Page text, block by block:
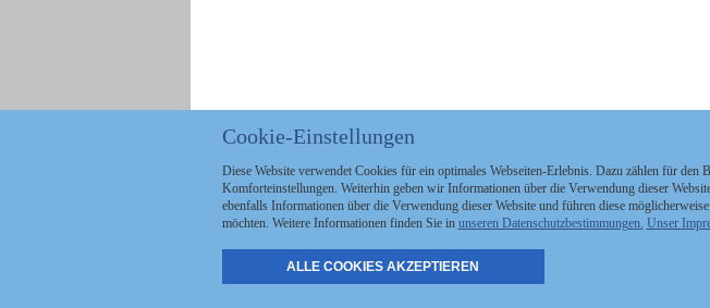
Politik
Stellenmarkt
Anzeigen Staatszeitung
Cookie-Einstellungen
Diese Website verwendet Cookies für ein optimales Webseiten-Erlebnis. Dazu zählen für
Komforteinstellungen. Weiterhin geben wir Informationen über die Verwendung dieser
ebenfalls Informationen über die Verwendung dieser Website und führen diese
möchten. Weitere Informationen finden Sie in unseren Datenschutzbestimmungen. Unser
ALLE COOKIES AKZEPTIEREN